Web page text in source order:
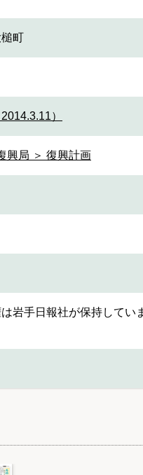
町
）
興局 ＞ 復興計画
岩手日報社が保持してい